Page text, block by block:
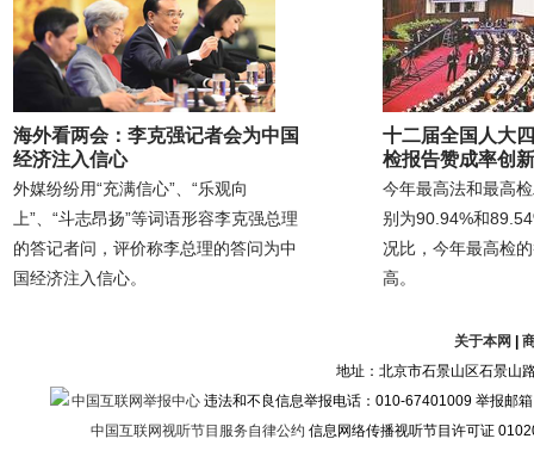
海外看两会：李克强记者会为中国
经济注入信心
外媒纷纷用“充满信心”、“乐观向
上”、“斗志昂扬”等词语形容李克强总理
的答记者问，评价称李总理的答问为中
国经济注入信心。
十二届全国人大
检报告赞成率创
今年最高法和最高
别为90.94%和
况比，今年最高检
高。
关于本网
地址：北京市石景山区石景山
中国互联网举报中心违法和不良信息举报电话：010-67401009 举报邮
中国互联网视听节目服务自律公约 信息网络传播视听节目许可证